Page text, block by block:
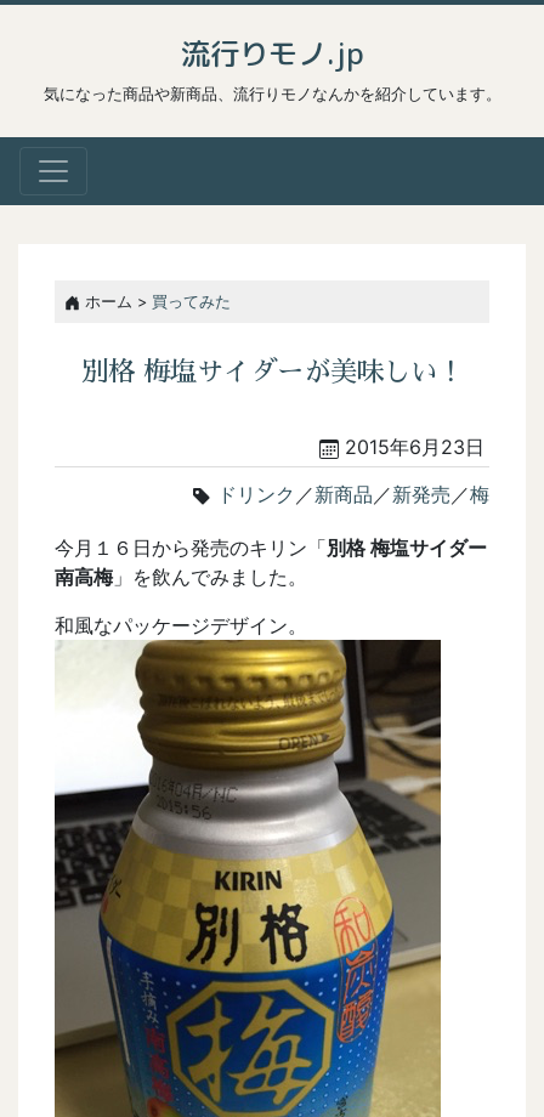
流行りモノ.jp
気になった商品や新商品、流行りモノなんかを紹介しています。
ホーム > 買ってみた
別格 梅塩サイダーが美味しい！
2015年6月23日
ドリンク ／新商品 ／新発売 ／梅
今月１６日から発売のキリン「別格 梅塩サイダー
南高梅」を飲んでみました。
和風なパッケージデザイン。